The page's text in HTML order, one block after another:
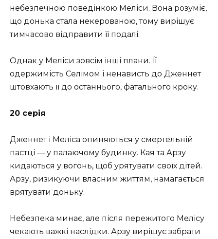
небезпечною поведінкою Меліси. Вона розуміє,
що донька стала некерованою, тому вирішує
тимчасово відправити її подалі.
Однак у Меліси зовсім інші плани. Її
одержимість Селімом і ненависть до Дженнет
штовхають її до останнього, фатального кроку.
20 серія
Дженнет і Меліса опиняються у смертельній
пастці — у палаючому будинку. Кая та Арзу
кидаються у вогонь, щоб урятувати своїх дітей.
Арзу, ризикуючи власним життям, намагається
врятувати доньку.
Небезпека минає, але після пережитого Мелісу
чекають важкі наслідки. Арзу вирішує забрати